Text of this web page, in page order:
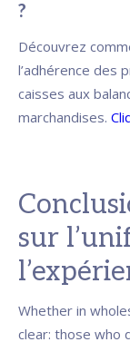
?
Découvrez
l’adhérence des
caisses aux
marchandises.
sur
Whether in
clear: those who